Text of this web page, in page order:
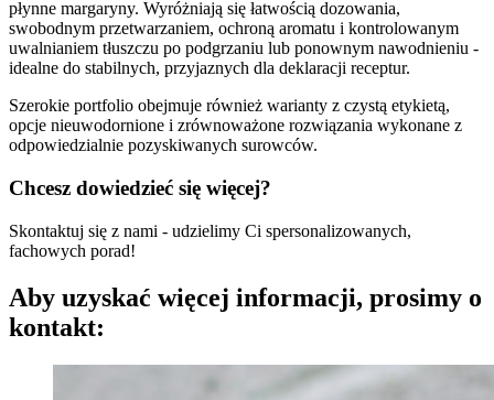
płynne margaryny. Wyróżniają się łatwością dozowania,
swobodnym przetwarzaniem, ochroną aromatu i kontrolowanym
uwalnianiem tłuszczu po podgrzaniu lub ponownym nawodnieniu -
idealne do stabilnych, przyjaznych dla deklaracji receptur.
Szerokie portfolio obejmuje również warianty z czystą etykietą,
opcje nieuwodornione i zrównoważone rozwiązania wykonane z
odpowiedzialnie pozyskiwanych surowców.
Chcesz dowiedzieć się więcej?
Skontaktuj się z nami - udzielimy Ci spersonalizowanych,
fachowych porad!
Aby uzyskać więcej informacji, prosimy o
kontakt: